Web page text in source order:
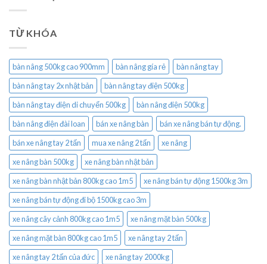
TỪ KHÓA
bàn nâng 500kg cao 900mm bàn nâng gía rẻ
bàn nâng tay
bàn nâng tay 2x nhật bản
bàn nâng tay điện 500kg
bàn nâng tay điện di chuyển 500kg
bàn nâng điện 500kg
bàn nâng điện đài loan
bán xe nâng bàn
bán xe nâng bán tự động.
bán xe nâng tay 2 tấn
mua xe nâng 2 tấn
xe nâng
xe nâng bàn 500kg
xe nâng bàn nhật bản
xe nâng bàn nhật bản 800kg cao 1m5
xe nâng bán tự động 1500kg 3m
xe nâng bán tự động đi bộ 1500kg cao 3m
xe nâng cây cảnh 800kg cao 1m5
xe nâng mặt bàn 500kg
xe nâng mặt bàn 800kg cao 1m5
xe nâng tay 2 tấn
xe nâng tay 2 tấn của đức
xe nâng tay 2000kg